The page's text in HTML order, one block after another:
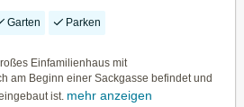
Garten Parken
Einfamilienhaus mit
am Beginn einer Sackgasse befindet und
ist. mehr anzeigen